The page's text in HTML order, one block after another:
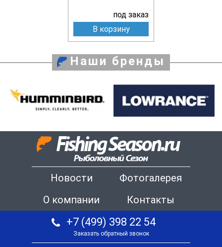
под заказ
В корзину
Наши бренды
Новости
Фотогалерея
О компании
Контакты
+7 (499) 398 22 54
Заказать обратный звонок